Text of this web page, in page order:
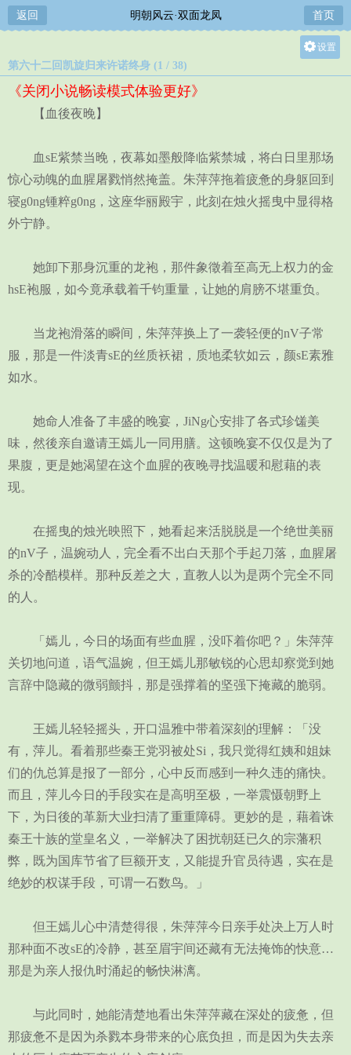
返回 明朝风云·双面龙凤 首页
设置
第六十二回凯旋归来许诺终身 (1 / 38)
《关闭小说畅读模式体验更好》
【血後夜晚】
血sE紫禁当晚，夜幕如墨般降临紫禁城，将白日里那场
惊心动魄的血腥屠戮悄然掩盖。朱萍萍拖着疲惫的身躯回到
寝g0ng锺粹g0ng，这座华丽殿宇，此刻在烛火摇曳中显得格
外宁静。
她卸下那身沉重的龙袍，那件象徵着至高无上权力的金
hsE袍服，如今竟承载着千钧重量，让她的肩膀不堪重负。
当龙袍滑落的瞬间，朱萍萍换上了一袭轻便的nV子常
服，那是一件淡青sE的丝质袄裙，质地柔软如云，颜sE素雅
如水。
她命人准备了丰盛的晚宴，JiNg心安排了各式珍馐美
味，然後亲自邀请王嫣儿一同用膳。这顿晚宴不仅仅是为了
果腹，更是她渴望在这个血腥的夜晚寻找温暖和慰藉的表
现。
在摇曳的烛光映照下，她看起来活脱脱是一个绝世美丽
的nV子，温婉动人，完全看不出白天那个手起刀落，血腥屠
杀的冷酷模样。那种反差之大，直教人以为是两个完全不同
的人。
「嫣儿，今日的场面有些血腥，没吓着你吧？」朱萍萍
关切地问道，语气温婉，但王嫣儿那敏锐的心思却察觉到她
言辞中隐藏的微弱颤抖，那是强撑着的坚强下掩藏的脆弱。
王嫣儿轻轻摇头，开口温雅中带着深刻的理解：「没
有，萍儿。看着那些秦王党羽被处Si，我只觉得红姨和姐妹
们的仇总算是报了一部分，心中反而感到一种久违的痛快。
而且，萍儿今日的手段实在是高明至极，一举震慑朝野上
下，为日後的革新大业扫清了重重障碍。更妙的是，藉着诛
秦王十族的堂皇名义，一举解决了困扰朝廷已久的宗藩积
弊，既为国库节省了巨额开支，又能提升官员待遇，实在是
绝妙的权谋手段，可谓一石数鸟。」
但王嫣儿心中清楚得很，朱萍萍今日亲手处决上万人时
那种面不改sE的冷静，甚至眉宇间还藏有无法掩饰的快意…
那是为亲人报仇时涌起的畅快淋漓。
与此同时，她能清楚地看出朱萍萍藏在深处的疲惫，但
那疲惫不是因为杀戮本身带来的心底负担，而是因为失去亲